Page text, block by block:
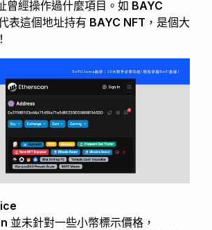
曾經操作過什麼項目。如 BAYC
表這個地址持有 BAYC NFT，是個大
並未針對一些小幣標示價格，